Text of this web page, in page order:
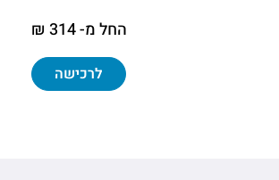
החל מ- 314 ₪
לרכישה